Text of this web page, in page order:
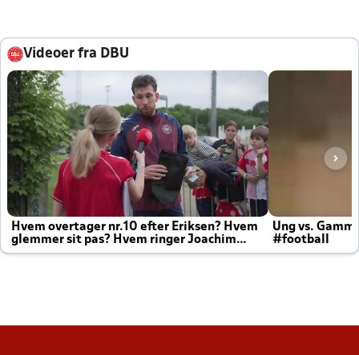
Videoer fra DBU
Hvem overtager nr.10 efter Eriksen? Hvem
glemmer sit pas? Hvem ringer Joachim
altid til efter kampe?
Ung vs.
#football